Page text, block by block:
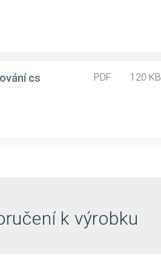
cs
PDF 120 KB
k výrobku